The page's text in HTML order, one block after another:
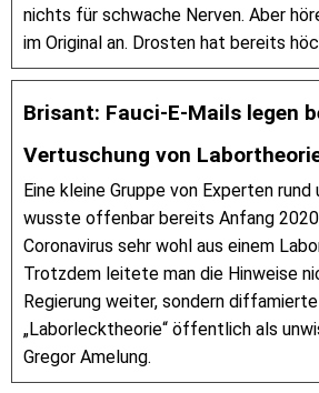
nichts für schwache Nerven. Aber
im Original an. Drosten hat bereits
Brisant: Fauci-E-Mails legen
Vertuschung von
Eine kleine Gruppe von Experten
wusste offenbar bereits Anfang
Coronavirus sehr wohl aus einem
Trotzdem leitete man die Hinweise
Regierung weiter, sondern
„Laborlecktheorie“ öffentlich als
Gregor Amelung.